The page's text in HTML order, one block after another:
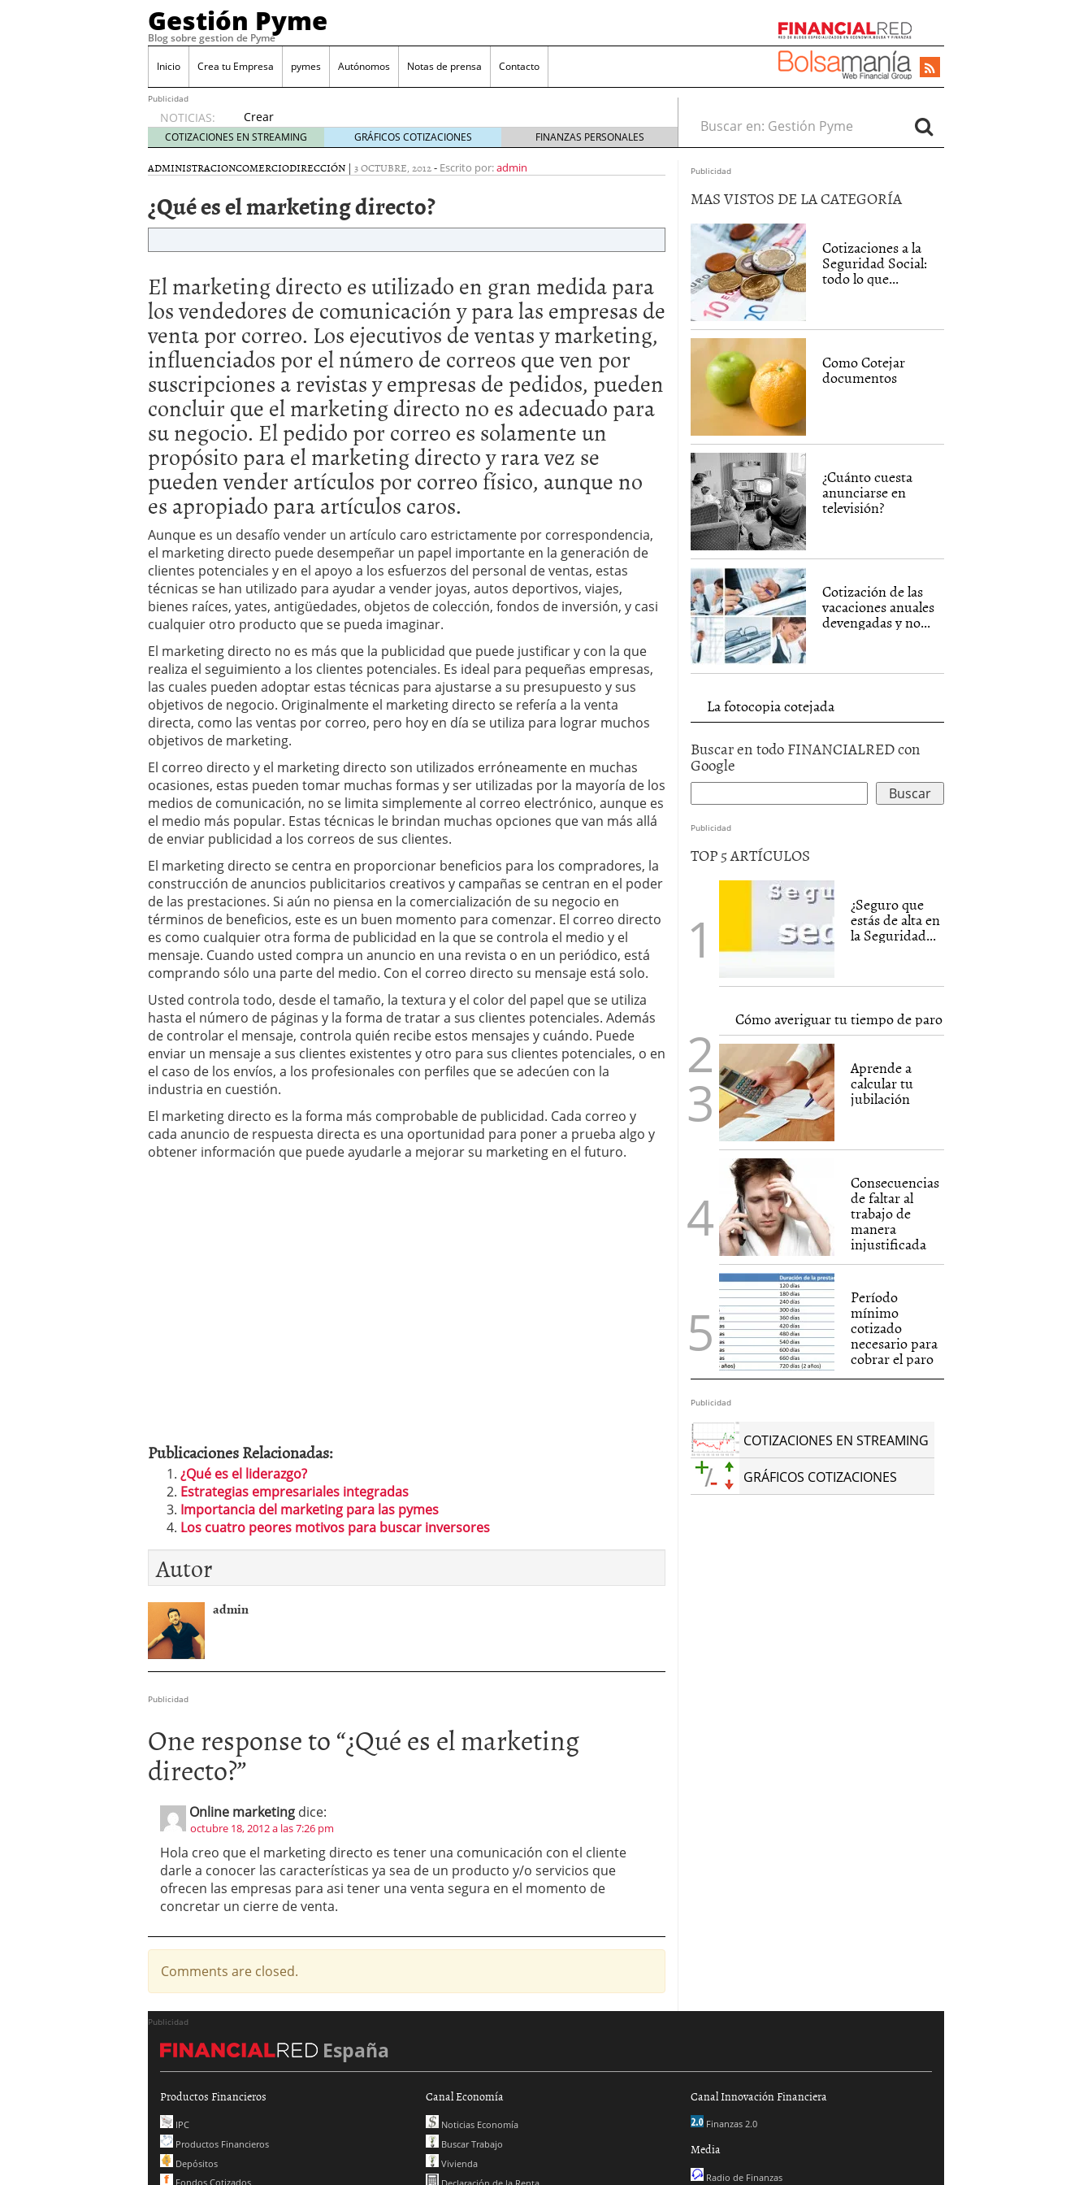
Gestión Pyme
Blog sobre gestion de Pyme
Inicio Crea tu Empresa pymes Autónomos Notas de prensa Contacto
Publicidad
NOTICIAS:
Crear
empresa
online vs
proceso
ventajas
reales
para
2026
Sobres de cartón: una inversión rentable para las pymes que venden online
septiembre 4, 2025
Cómo convertir tu negocio en un ecommerce exitoso
junio 20, 2025
Los CRM: Impulsores de la Transformación Empresarial mayo 14, 2025
Reubicación internacional: guía rápida para trasladar empleados sin
abril 10, 2025
COTIZACIONES EN STREAMING GRÁFICOS COTIZACIONES FINANZAS PERSONALES
Buscar en:
ADMINISTRACIONCOMERCIODIRECCIÓN | 3 OCTUBRE, 2012- Escrito por:admin
¿Qué es el marketing directo?
El marketing directo es utilizado en gran medida para
los vendedores de comunicación y para las empresas de
venta por correo. Los ejecutivos de ventas y marketing,
influenciados por el número de correos que ven por
suscripciones a revistas y empresas de pedidos, pueden
concluir que el marketing directo no es adecuado para
su negocio. El pedido por correo es solamente un
propósito para el marketing directo y rara vez se
pueden vender artículos por correo físico, aunque no
es apropiado para artículos caros.
Aunque es un desafío vender un artículo caro estrictamente por correspondencia,
el marketing directo puede desempeñar un papel importante en la generación de
clientes potenciales y en el apoyo a los esfuerzos del personal de ventas, estas
técnicas se han utilizado para ayudar a vender joyas, autos deportivos, viajes,
bienes raíces, yates, antigüedades, objetos de colección, fondos de inversión, y casi
cualquier otro producto que se pueda imaginar.
El marketing directo no es más que la publicidad que puede justificar y con la que
realiza el seguimiento a los clientes potenciales. Es ideal para pequeñas empresas,
las cuales pueden adoptar estas técnicas para ajustarse a su presupuesto y sus
objetivos de negocio. Originalmente el marketing directo se refería a la venta
directa, como las ventas por correo, pero hoy en día se utiliza para lograr muchos
objetivos de marketing.
El correo directo y el marketing directo son utilizados erróneamente en muchas
ocasiones, estas pueden tomar muchas formas y ser utilizadas por la mayoría de los
medios de comunicación, no se limita simplemente al correo electrónico, aunque es
el medio más popular. Estas técnicas le brindan muchas opciones que van más allá
de enviar publicidad a los correos de sus clientes.
El marketing directo se centra en proporcionar beneficios para los compradores, la
construcción de anuncios publicitarios creativos y campañas se centran en el poder
de las prestaciones. Si aún no piensa en la comercialización de su negocio en
términos de beneficios, este es un buen momento para comenzar. El correo directo
es como cualquier otra forma de publicidad en la que se controla el medio y el
mensaje. Cuando usted compra un anuncio en una revista o en un periódico, está
comprando sólo una parte del medio. Con el correo directo su mensaje está solo.
Usted controla todo, desde el tamaño, la textura y el color del papel que se utiliza
hasta el número de páginas y la forma de tratar a sus clientes potenciales. Además
de controlar el mensaje, controla quién recibe estos mensajes y cuándo. Puede
enviar un mensaje a sus clientes existentes y otro para sus clientes potenciales, o en
el caso de los envíos, a los profesionales con perfiles que se adecúen con la
industria en cuestión.
El marketing directo es la forma más comprobable de publicidad. Cada correo y
cada anuncio de respuesta directa es una oportunidad para poner a prueba algo y
obtener información que puede ayudarle a mejorar su marketing en el futuro.
Publicaciones Relacionadas:
¿Qué es el liderazgo?
Estrategias empresariales integradas
Importancia del marketing para las pymes
Los cuatro peores motivos para buscar inversores
Autor
admin
Publicidad
One response to “¿Qué es el marketing
directo?”
Online marketing dice:
octubre 18, 2012 a las 7:26 pm
Hola creo que el marketing directo es tener una comunicación con el cliente
darle a conocer las características ya sea de un producto y/o servicios que
ofrecen las empresas para asi tener una venta segura en el momento de
concretar un cierre de venta.
Comments are closed.
Publicidad
MAS VISTOS DE LA CATEGORÍA
Cotizaciones a la
Seguridad Social:
todo lo que...
Como Cotejar
documentos
¿Cuánto cuesta
anunciarse en
televisión?
Cotización de las
vacaciones anuales
devengadas y no...
La fotocopia cotejada
Buscar en todo FINANCIALRED con
Google
Publicidad
TOP 5 ARTÍCULOS
¿Seguro que
estás de alta en
la Seguridad...
Cómo averiguar tu tiempo de paro
Aprende a
calcular tu
jubilación
Consecuencias
de faltar al
trabajo de
manera
injustificada
Período
mínimo
cotizado
necesario para
cobrar el paro
Publicidad
COTIZACIONES EN STREAMING
GRÁFICOS COTIZACIONES
Publicidad
España
Productos Financieros
IPC
Productos Financieros
Depósitos
Fondos Cotizados
Canal Economía
Noticias Economía
Buscar Trabajo
Vivienda
Canal Innovación Financiera
Finanzas 2.0
Media
Radio de Finanzas